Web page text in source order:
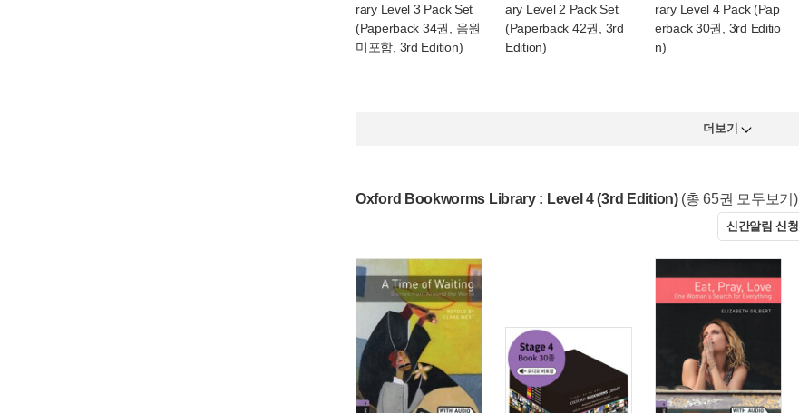
rary Level 3 Pack Set
(Paperback 34권, 음원
미포함, 3rd Edition)
ary Level 2 Pack Set
(Paperback 42권, 3rd
Edition)
rary Level 4 Pack (Pap
erback 30권, 3rd Editio
n)
더보기
Oxford Bookworms Library : Level 4 (3rd Edition) (총 65권 모두보기)
신간알림 신청